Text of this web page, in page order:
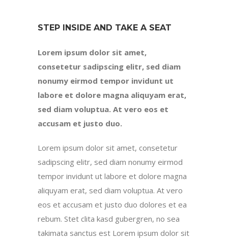
STEP INSIDE AND TAKE A SEAT
Lorem ipsum dolor sit amet,
consetetur sadipscing elitr, sed diam
nonumy eirmod tempor invidunt ut
labore et dolore magna aliquyam erat,
sed diam voluptua. At vero eos et
accusam et justo duo.
Lorem ipsum dolor sit amet, consetetur
sadipscing elitr, sed diam nonumy eirmod
tempor invidunt ut labore et dolore magna
aliquyam erat, sed diam voluptua. At vero
eos et accusam et justo duo dolores et ea
rebum. Stet clita kasd gubergren, no sea
takimata sanctus est Lorem ipsum dolor sit